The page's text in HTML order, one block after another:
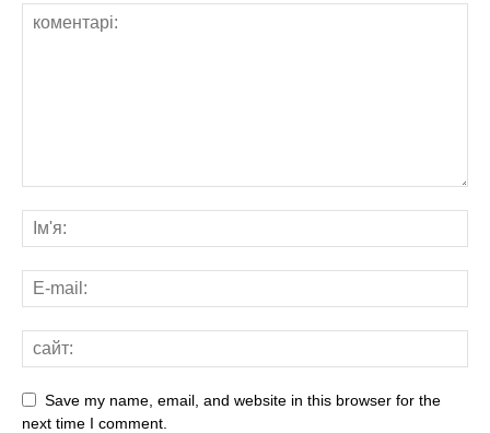
Save my name, email, and website in this browser for the
next time I comment.